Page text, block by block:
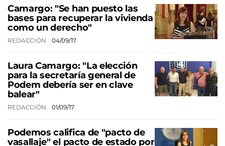
Camargo: "Se han puesto las
bases para recuperar la vivienda
como un derecho"
REDACCIÓN 04/09/17
Laura Camargo: "La elección
para la secretaría general de
Podem debería ser en clave
balear"
REDACCIÓN 01/09/17
Podemos califica de "pacto de
vasallaje" el pacto de estado por